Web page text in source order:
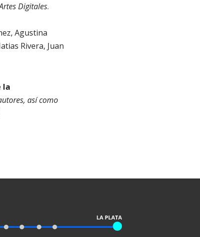
Digitales.
Agustina
Rivera, Juan
la
así como